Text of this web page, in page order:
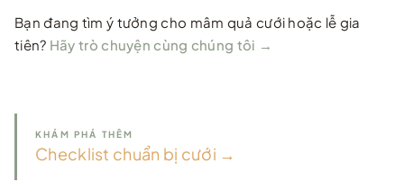
Bạn đang tìm ý tưởng cho mâm quả cưới hoặc lễ gia
tiên? Hãy trò chuyện cùng chúng tôi →
KHÁM PHÁ THÊM
Checklist chuẩn bị cưới →